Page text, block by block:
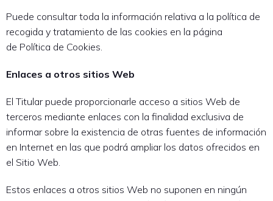
Puede consultar toda la información relativa a la política de
recogida y tratamiento de las cookies en la página
de Política de Cookies.
Enlaces a otros sitios Web
El Titular puede proporcionarle acceso a sitios Web de
terceros mediante enlaces con la finalidad exclusiva de
informar sobre la existencia de otras fuentes de información
en Internet en las que podrá ampliar los datos ofrecidos en
el Sitio Web.
Estos enlaces a otros sitios Web no suponen en ningún